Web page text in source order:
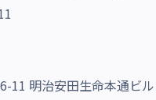
11 明治安田生命本通ビル